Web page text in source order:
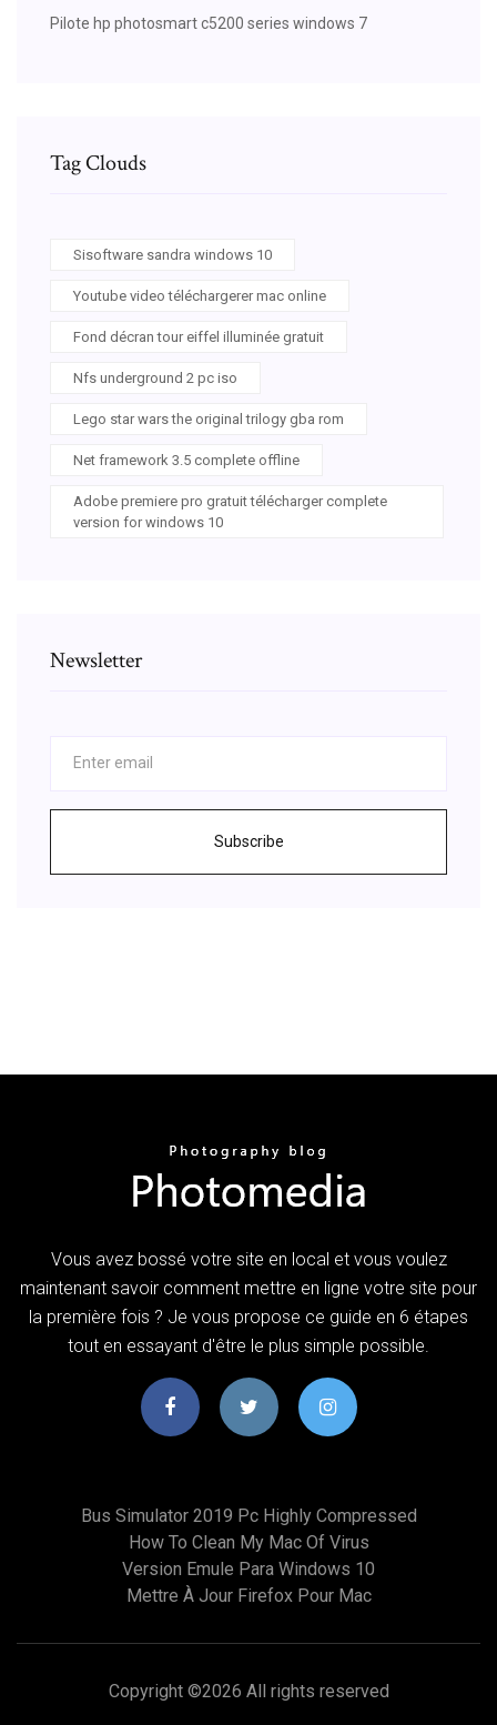
Pilote hp photosmart c5200 series windows 7
Tag Clouds
Sisoftware sandra windows 10
Youtube video téléchargerer mac online
Fond décran tour eiffel illuminée gratuit
Nfs underground 2 pc iso
Lego star wars the original trilogy gba rom
Net framework 3.5 complete offline
Adobe premiere pro gratuit télécharger complete
version for windows 10
Newsletter
Subscribe
Vous avez bossé votre site en local et vous voulez
maintenant savoir comment mettre en ligne votre site pour
la première fois ? Je vous propose ce guide en 6 étapes
tout en essayant d'être le plus simple possible.
Bus Simulator 2019 Pc Highly Compressed
How To Clean My Mac Of Virus
Version Emule Para Windows 10
Mettre À Jour Firefox Pour Mac
Copyright ©2026 All rights reserved